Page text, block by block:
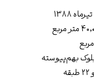
تیرماه ۱۳۸۸